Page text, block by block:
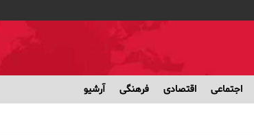
اجتماعی اقتصادی فرهنگی
آرشیو